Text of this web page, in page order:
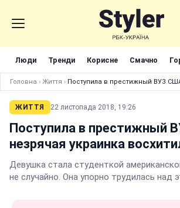
Люди Тренди Корисне Смачно
Головна › Життя › Поступила в престижный ВУЗ
ЖИТТЯ 22 листопада 2018, 19:26
Поступила в престижный
незрячая украинка
Девушка стала студенткой
не случайно. Она упорно трудилась над